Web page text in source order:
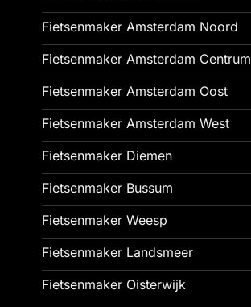
Fietsenmaker Amsterdam Noord
Fietsenmaker Amsterdam Centrum
Fietsenmaker Amsterdam Oost
Fietsenmaker Amsterdam West
Fietsenmaker Diemen
Fietsenmaker Bussum
Fietsenmaker Weesp
Fietsenmaker Landsmeer
Fietsenmaker Oisterwijk